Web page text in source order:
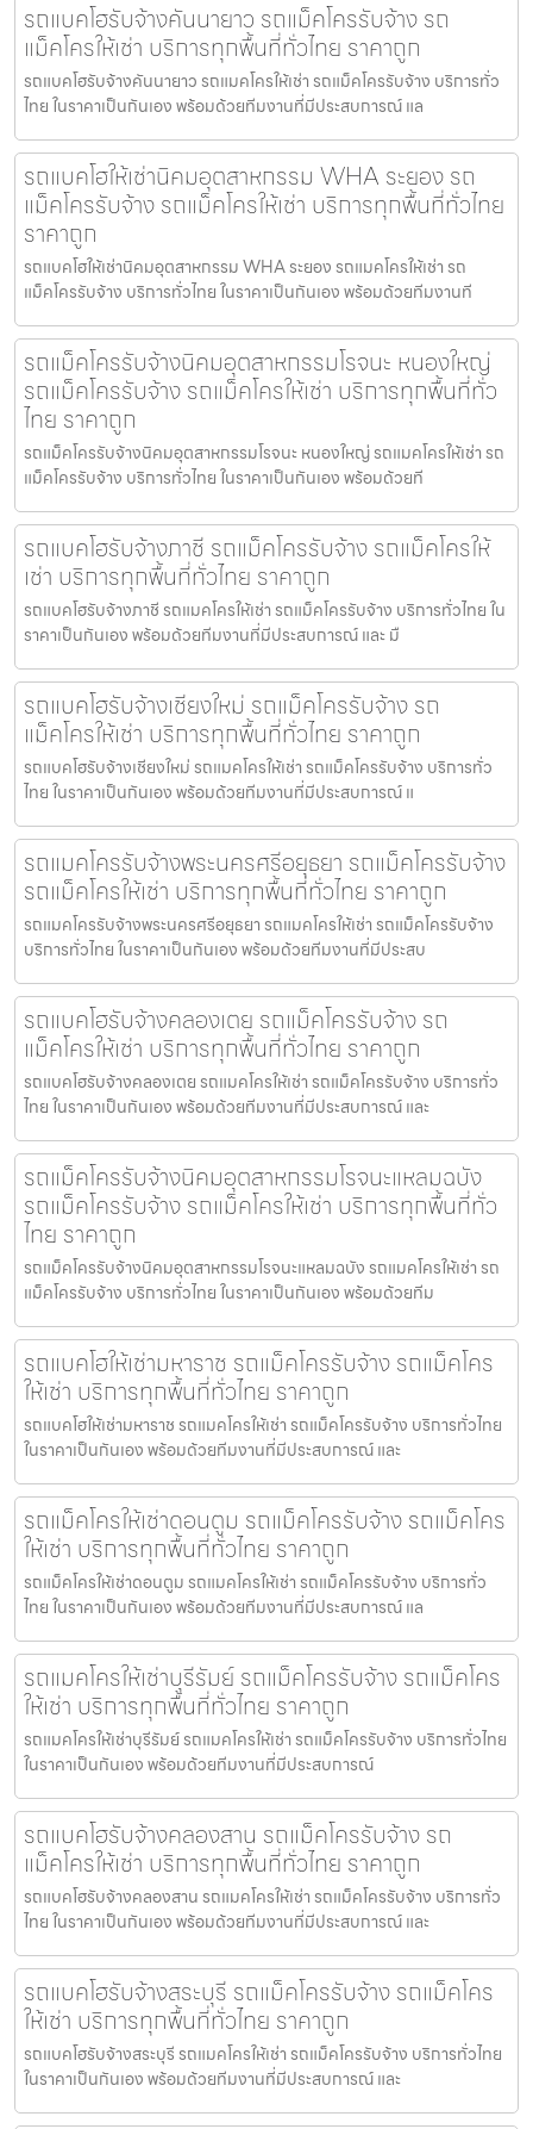
รถแบคโฮรับจ้างคันนายาว รถแม็คโครรับจ้าง รถ
แม็คโครให้เช่า บริการทุกพื้นที่ทั่วไทย ราคาถูก
รถแบคโฮรับจ้างคันนายาว รถแมคโครให้เช่า รถแม็คโครรับจ้าง บริการทั่ว
ไทย ในราคาเป็นกันเอง พร้อมด้วยทีมงานที่มีประสบการณ์ แล
รถแบคโฮให้เช่านิคมอุตสาหกรรม WHA ระยอง รถ
แม็คโครรับจ้าง รถแม็คโครให้เช่า บริการทุกพื้นที่ทั่วไทย
ราคาถูก
รถแบคโฮให้เช่านิคมอุตสาหกรรม WHA ระยอง รถแมคโครให้เช่า รถ
แม็คโครรับจ้าง บริการทั่วไทย ในราคาเป็นกันเอง พร้อมด้วยทีมงานที
รถแม็คโครรับจ้างนิคมอุตสาหกรรมโรจนะ หนองใหญ่
รถแม็คโครรับจ้าง รถแม็คโครให้เช่า บริการทุกพื้นที่ทั่ว
ไทย ราคาถูก
รถแม็คโครรับจ้างนิคมอุตสาหกรรมโรจนะ หนองใหญ่ รถแมคโครให้เช่า รถ
แม็คโครรับจ้าง บริการทั่วไทย ในราคาเป็นกันเอง พร้อมด้วยที
รถแบคโฮรับจ้างภาชี รถแม็คโครรับจ้าง รถแม็คโครให้
เช่า บริการทุกพื้นที่ทั่วไทย ราคาถูก
รถแบคโฮรับจ้างภาชี รถแมคโครให้เช่า รถแม็คโครรับจ้าง บริการทั่วไทย ใน
ราคาเป็นกันเอง พร้อมด้วยทีมงานที่มีประสบการณ์ และ มื
รถแบคโฮรับจ้างเชียงใหม่ รถแม็คโครรับจ้าง รถ
แม็คโครให้เช่า บริการทุกพื้นที่ทั่วไทย ราคาถูก
รถแบคโฮรับจ้างเชียงใหม่ รถแมคโครให้เช่า รถแม็คโครรับจ้าง บริการทั่ว
ไทย ในราคาเป็นกันเอง พร้อมด้วยทีมงานที่มีประสบการณ์ แ
รถแมคโครรับจ้างพระนครศรีอยุธยา รถแม็คโครรับจ้าง
รถแม็คโครให้เช่า บริการทุกพื้นที่ทั่วไทย ราคาถูก
รถแมคโครรับจ้างพระนครศรีอยุธยา รถแมคโครให้เช่า รถแม็คโครรับจ้าง
บริการทั่วไทย ในราคาเป็นกันเอง พร้อมด้วยทีมงานที่มีประสบ
รถแบคโฮรับจ้างคลองเตย รถแม็คโครรับจ้าง รถ
แม็คโครให้เช่า บริการทุกพื้นที่ทั่วไทย ราคาถูก
รถแบคโฮรับจ้างคลองเตย รถแมคโครให้เช่า รถแม็คโครรับจ้าง บริการทั่ว
ไทย ในราคาเป็นกันเอง พร้อมด้วยทีมงานที่มีประสบการณ์ และ
รถแม็คโครรับจ้างนิคมอุตสาหกรรมโรจนะแหลมฉบัง
รถแม็คโครรับจ้าง รถแม็คโครให้เช่า บริการทุกพื้นที่ทั่ว
ไทย ราคาถูก
รถแม็คโครรับจ้างนิคมอุตสาหกรรมโรจนะแหลมฉบัง รถแมคโครให้เช่า รถ
แม็คโครรับจ้าง บริการทั่วไทย ในราคาเป็นกันเอง พร้อมด้วยทีม
รถแบคโฮให้เช่ามหาราช รถแม็คโครรับจ้าง รถแม็คโคร
ให้เช่า บริการทุกพื้นที่ทั่วไทย ราคาถูก
รถแบคโฮให้เช่ามหาราช รถแมคโครให้เช่า รถแม็คโครรับจ้าง บริการทั่วไทย
ในราคาเป็นกันเอง พร้อมด้วยทีมงานที่มีประสบการณ์ และ
รถแม็คโครให้เช่าดอนตูม รถแม็คโครรับจ้าง รถแม็คโคร
ให้เช่า บริการทุกพื้นที่ทั่วไทย ราคาถูก
รถแม็คโครให้เช่าดอนตูม รถแมคโครให้เช่า รถแม็คโครรับจ้าง บริการทั่ว
ไทย ในราคาเป็นกันเอง พร้อมด้วยทีมงานที่มีประสบการณ์ แล
รถแมคโครให้เช่าบุรีรัมย์ รถแม็คโครรับจ้าง รถแม็คโคร
ให้เช่า บริการทุกพื้นที่ทั่วไทย ราคาถูก
รถแมคโครให้เช่าบุรีรัมย์ รถแมคโครให้เช่า รถแม็คโครรับจ้าง บริการทั่วไทย
ในราคาเป็นกันเอง พร้อมด้วยทีมงานที่มีประสบการณ์
รถแบคโฮรับจ้างคลองสาน รถแม็คโครรับจ้าง รถ
แม็คโครให้เช่า บริการทุกพื้นที่ทั่วไทย ราคาถูก
รถแบคโฮรับจ้างคลองสาน รถแมคโครให้เช่า รถแม็คโครรับจ้าง บริการทั่ว
ไทย ในราคาเป็นกันเอง พร้อมด้วยทีมงานที่มีประสบการณ์ และ
รถแบคโฮรับจ้างสระบุรี รถแม็คโครรับจ้าง รถแม็คโคร
ให้เช่า บริการทุกพื้นที่ทั่วไทย ราคาถูก
รถแบคโฮรับจ้างสระบุรี รถแมคโครให้เช่า รถแม็คโครรับจ้าง บริการทั่วไทย
ในราคาเป็นกันเอง พร้อมด้วยทีมงานที่มีประสบการณ์ และ